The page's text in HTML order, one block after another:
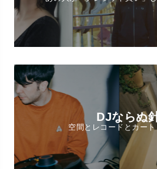
DJならぬ
空間とレコードとカー